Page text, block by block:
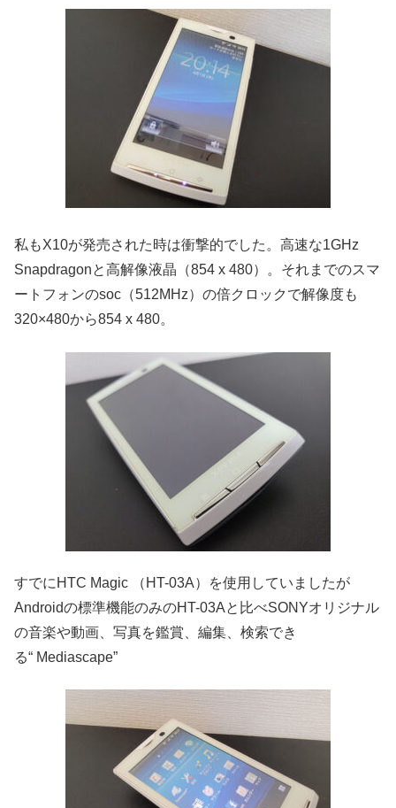
私もX10が発売された時は衝撃的でした。高速な1GHz
Snapdragonと高解像液晶（854 x 480）。それまでのスマ
ートフォンのsoc（512MHz）の倍クロックで解像度も
320×480から854 x 480。
すでにHTC Magic （HT-03A）を使用していましたが
Androidの標準機能のみのHT-03Aと比べSONYオリジナル
の音楽や動画、写真を鑑賞、編集、検索でき
る“ Mediascape”